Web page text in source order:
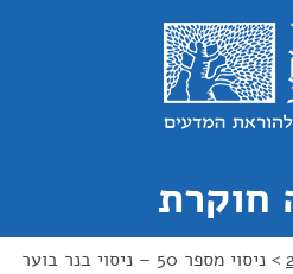
חוקרת
> ניסוי מספר 50 – ניסוי בנר בוער